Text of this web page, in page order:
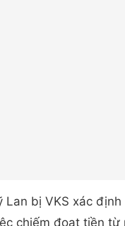
Lan bị VKS xác
chiếm đoạt tiền từ